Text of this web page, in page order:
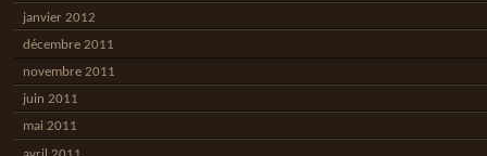
janvier 2012
décembre 2011
novembre 2011
juin 2011
mai 2011